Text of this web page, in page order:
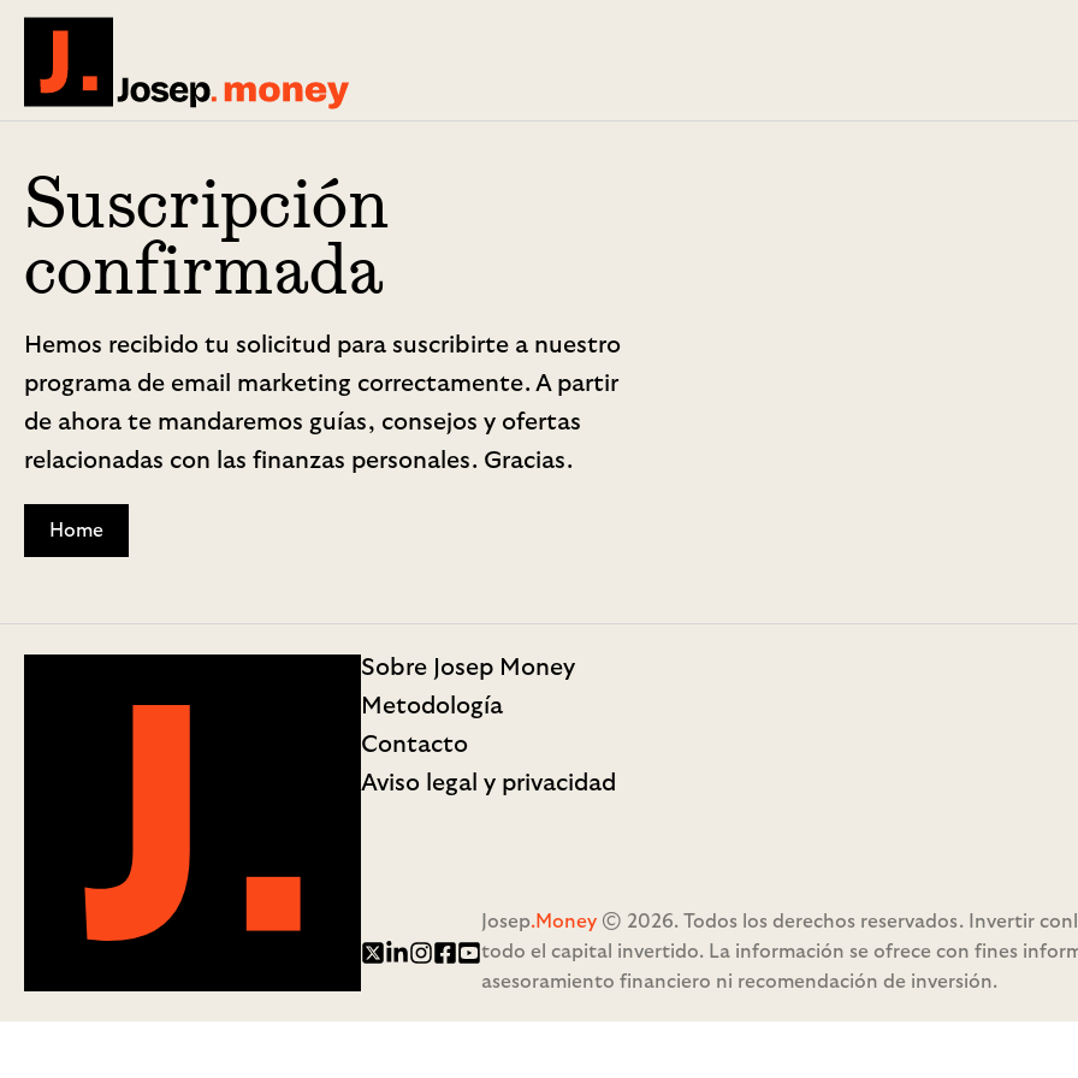
Josep.money
Suscripción
confirmada
Hemos recibido tu solicitud para suscribirte a nuestro
programa de email marketing correctamente. A partir
de ahora te mandaremos guías, consejos y ofertas
relacionadas con las finanzas personales. Gracias.
Home
Josep.money
Sobre Josep Money
Metodología
Contacto
Aviso legal y privacidad
Twitter/X
LinkedIn
Instagram
Facebook
YouTube
Josep.Money © 2026. Todos los derechos reservados. Invertir
todo el capital invertido. La información se ofrece con fines
asesoramiento financiero ni recomendación de inversión.